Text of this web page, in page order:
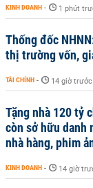
KINH DOANH - 1 phút
Thống đốc
thị trường vốn,
TÀI CHÍNH - 14 giờ trước
Tặng nhà 120 tỷ
còn sở hữu
nhà hàng, phim
KINH DOANH - 14 giờ